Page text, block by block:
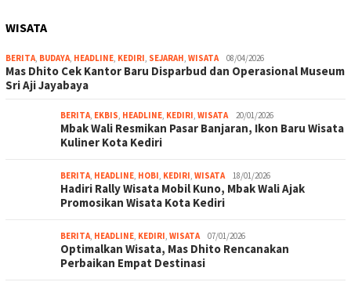
WISATA
BERITA, BUDAYA, HEADLINE, KEDIRI, SEJARAH, WISATA 08/04/2026
Mas Dhito Cek Kantor Baru Disparbud dan Operasional Museum
Sri Aji Jayabaya
BERITA, EKBIS, HEADLINE, KEDIRI, WISATA 20/01/2026
Mbak Wali Resmikan Pasar Banjaran, Ikon Baru Wisata
Kuliner Kota Kediri
BERITA, HEADLINE, HOBI, KEDIRI, WISATA 18/01/2026
Hadiri Rally Wisata Mobil Kuno, Mbak Wali Ajak
Promosikan Wisata Kota Kediri
BERITA, HEADLINE, KEDIRI, WISATA 07/01/2026
Optimalkan Wisata, Mas Dhito Rencanakan
Perbaikan Empat Destinasi